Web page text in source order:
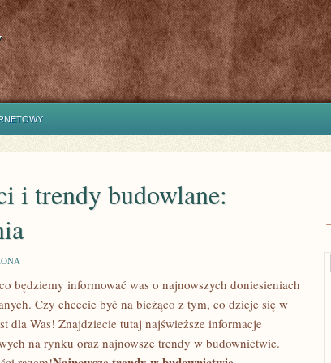
i trendy budowlane:
będziemy informować was ⁤o najnowszych doniesieniach
Czy chcecie być na bieżąco z tym, co⁣ dzieje‍ się w
dla Was!​ Znajdziecie⁣ tutaj najświeższe informacje
na rynku oraz najnowsze trendy w budownictwie.